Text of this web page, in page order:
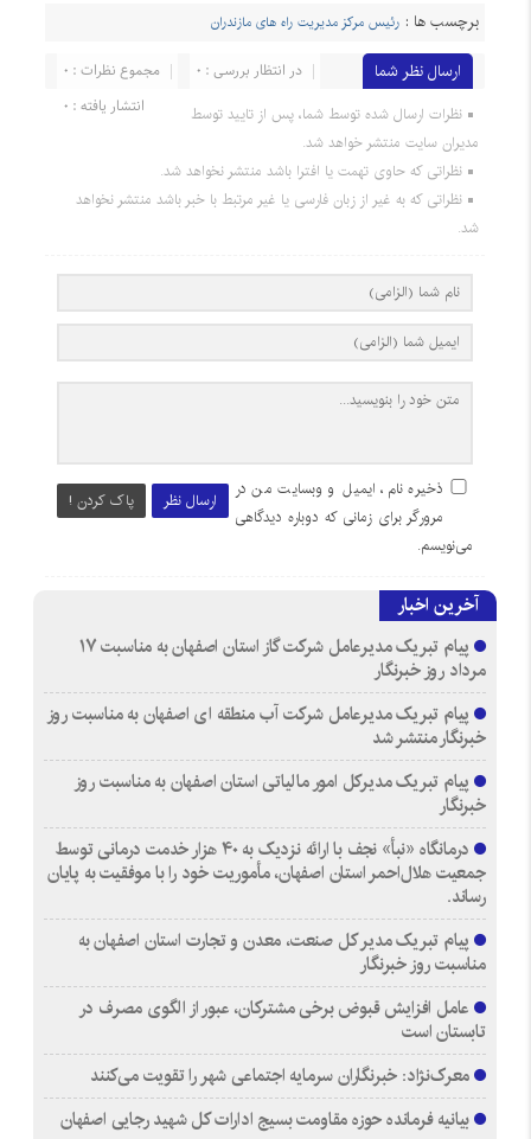
برچسب ها : رئیس مرکز مدیریت راه های مازندران
ارسال نظر شما مجموع نظرات : 0
در انتظار بررسی : 0
انتشار یافته : 0
نظرات ارسال شده توسط شما، پس از تایید توسط
مدیران سایت منتشر خواهد شد.
نظراتی که حاوی تهمت یا افترا باشد منتشر نخواهد شد.
نظراتی که به غیر از زبان فارسی یا غیر مرتبط با خبر باشد منتشر نخواهد
شد.
ارسال نظر پاک کردن !
ذخیره نام، ایمیل و وبسایت من در
مرورگر برای زمانی که دوباره دیدگاهی
می‌نویسم.
آخرین اخبار
پیام تبریک مدیرعامل شرکت گاز استان اصفهان به مناسبت ۱۷
مرداد روز خبرنگار
پیام تبریک مدیرعامل شرکت آب منطقه ای اصفهان به مناسبت روز
خبرنگار منتشر شد
پیام تبریک مدیرکل امور مالیاتی استان اصفهان به مناسبت روز
خبرنگار
درمانگاه «نبأ» نجف با ارائه نزدیک به ۴۰ هزار خدمت درمانی توسط
جمعیت هلال‌احمر استان اصفهان، مأموریت خود را با موفقیت به پایان
رساند.
پیام تبریک مدیر کل صنعت، معدن و تجارت استان اصفهان به
مناسبت روز خبرنگار
عامل افزایش قبوض برخی مشترکان، عبور از الگوی مصرف در
تابستان است
معرک‌نژاد: خبرنگاران سرمایه اجتماعی شهر را تقویت می‌کنند
بیانیه فرمانده حوزه مقاومت بسیج ادارات کل شهید رجایی اصفهان